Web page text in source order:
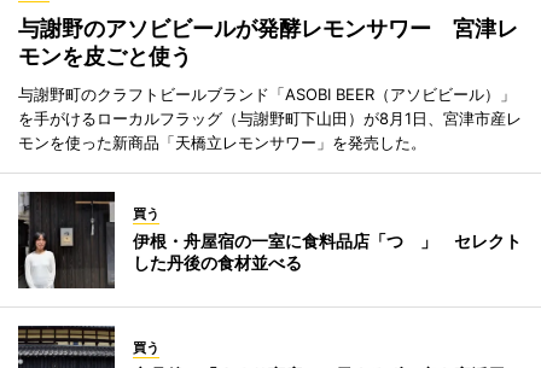
与謝野のアソビビールが発酵レモンサワー 宮津レ
モンを皮ごと使う
与謝野町のクラフトビールブランド「ASOBI BEER（アソビビール）」
を手がけるローカルフラッグ（与謝野町下山田）が8月1日、宮津市産レ
モンを使った新商品「天橋立レモンサワー」を発売した。
買う
伊根・舟屋宿の一室に食料品店「つゝ」 セレクト
した丹後の食材並べる
買う